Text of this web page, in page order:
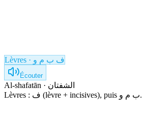
Lèvres · ف ب م و
Écouter
Al-shafatān · الشفتان
Lèvres : ف (lèvre + incisives), puis ب م و.